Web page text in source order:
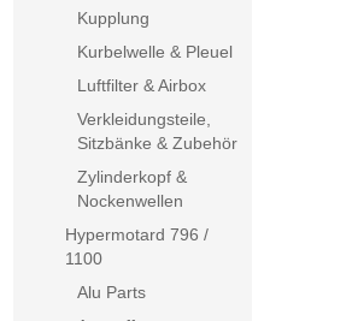
Kupplung
Kurbelwelle & Pleuel
Luftfilter & Airbox
Verkleidungsteile,
Sitzbänke & Zubehör
Zylinderkopf &
Nockenwellen
Hypermotard 796 /
1100
Alu Parts